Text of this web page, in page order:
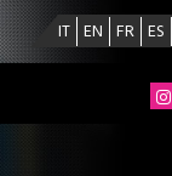
IT EN FR ES